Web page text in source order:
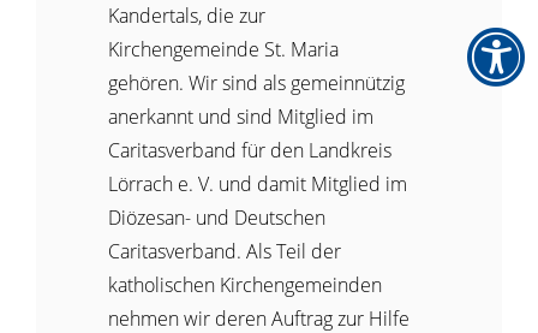
Kandertals, die zur
Kirchengemeinde St. Maria
gehören. Wir sind als gemeinnützig
anerkannt und sind Mitglied im
Caritasverband für den Landkreis
Lörrach e. V. und damit Mitglied im
Diözesan- und Deutschen
Caritasverband. Als Teil der
katholischen Kirchengemeinden
nehmen wir deren Auftrag zur Hilfe